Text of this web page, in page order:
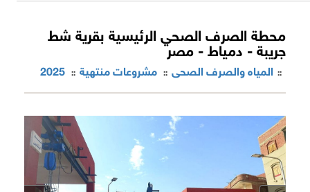
محطة الصرف الصحي الرئيسية بقرية شط
جريبة - دمياط - مصر
2025:: مشروعات منتهية:: المياه والصرف الصحى ::